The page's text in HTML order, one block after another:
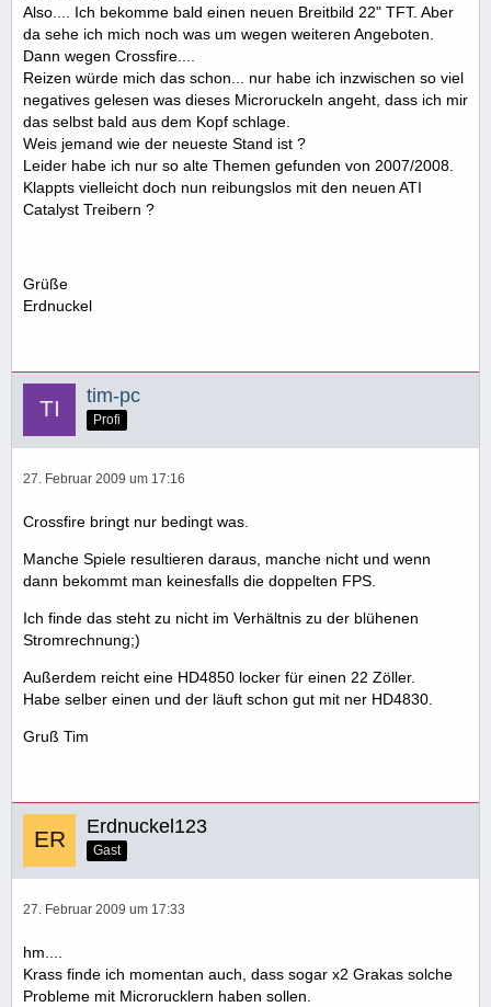
Also.... Ich bekomme bald einen neuen Breitbild 22" TFT. Aber
da sehe ich mich noch was um wegen weiteren Angeboten.
Dann wegen Crossfire....
Reizen würde mich das schon... nur habe ich inzwischen so viel
negatives gelesen was dieses Microruckeln angeht, dass ich mir
das selbst bald aus dem Kopf schlage.
Weis jemand wie der neueste Stand ist ?
Leider habe ich nur so alte Themen gefunden von 2007/2008.
Klappts vielleicht doch nun reibungslos mit den neuen ATI
Catalyst Treibern ?
Grüße
Erdnuckel
tim-pc
Profi
27. Februar 2009 um 17:16
Crossfire bringt nur bedingt was.
Manche Spiele resultieren daraus, manche nicht und wenn
dann bekommt man keinesfalls die doppelten FPS.
Ich finde das steht zu nicht im Verhältnis zu der blühenen
Stromrechnung;)
Außerdem reicht eine HD4850 locker für einen 22 Zöller.
Habe selber einen und der läuft schon gut mit ner HD4830.
Gruß Tim
Erdnuckel123
Gast
27. Februar 2009 um 17:33
hm....
Krass finde ich momentan auch, dass sogar x2 Grakas solche
Probleme mit Microrucklern haben sollen.